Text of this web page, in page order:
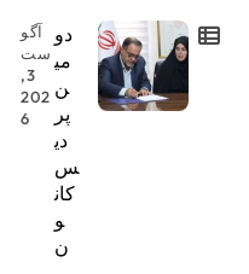
دو
می
ن
پر
دی
س
کان
و
ن
آگو
ست
3,
202
6